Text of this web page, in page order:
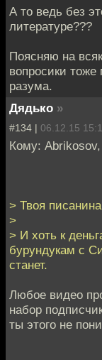
А то ведь без
литературе???
Поясняю на
вопросики тоже
разума.
Дядько »
#134 | 06.12.15
Кому: Abrikosov,
> Твоя
>
> И хоть к
бурундукам с
станет.
Любое видео
набор
ты этого не